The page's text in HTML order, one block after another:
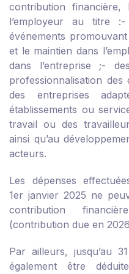
contribution financière,
l’employeur au titre :-
événements promouvant
et le maintien dans
dans l’entreprise ;-
professionnalisation
des entreprises
établissements ou
travail ou des
ainsi qu’au
acteurs.
Les dépenses
1er janvier 2025 ne
contribution
(contribution due en
Par ailleurs, jusqu’au
également être